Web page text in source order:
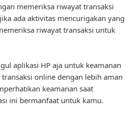
memeriksa riwayat transaksi
ada aktivitas mencurigakan yang
riwayat transaksi untuk
aplikasi HP aja untuk keamanan
online dengan lebih aman
keamanan saat
ini bermanfaat untuk kamu.